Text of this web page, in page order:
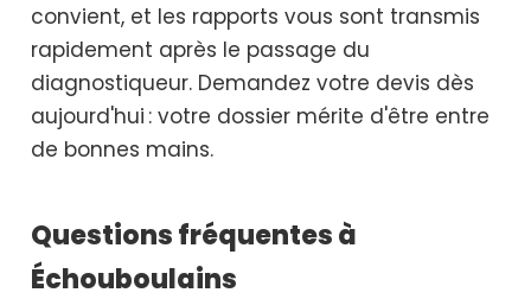
convient, et les rapports vous sont transmis
rapidement après le passage du
diagnostiqueur. Demandez votre devis dès
aujourd'hui : votre dossier mérite d'être entre
de bonnes mains.
Questions fréquentes à
Échouboulains